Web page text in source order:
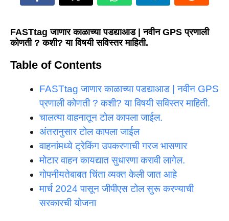
FASTtag जाणार काळाच्या पडद्याआड | नवीन GPS प्रणाली
कोणती ? कशी? या विषयी सविस्तर माहिती.
Table of Contents
FASTtag जाणार काळाच्या पडद्याआड | नवीन GPS
प्रणाली कोणती ? कशी? या विषयी सविस्तर माहिती.
चालत्या वाहनातून टोल कापला जाईल.
अंतरानुसार टोल कापला जाईल
वाहनांमध्ये ट्रेकिंग उपकरणाची गरज भासणार
मोटार वाहन कायद्यात सुधारणा करावी लागेल.
गोपनीयतेबाबत चिंता व्यक्त केली जात आहे
मार्च 2024 पासून जीपीएस टोल सुरू करण्याची
सरकारची योजना